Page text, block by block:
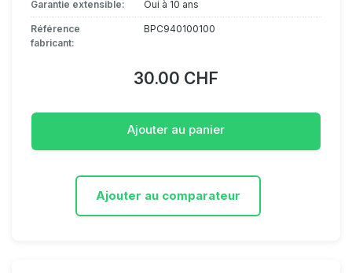
Garantie extensible: Oui à 10 ans
Référence
fabricant:
BPC940100100
30.00 CHF
Ajouter au panier
Ajouter au comparateur